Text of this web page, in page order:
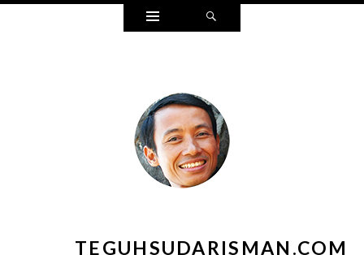
Widgets
TEGUHSUDARISMAN.COM